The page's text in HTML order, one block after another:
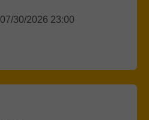
07/30/2026 23:00